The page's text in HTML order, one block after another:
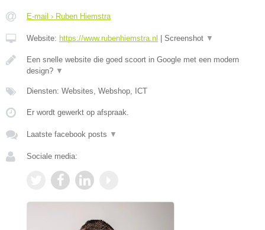
E-mail › Ruben Hiemstra
Website: https://www.rubenhiemstra.nl Screenshot ▼
Een snelle website die goed scoort in Google met een modern
design? ▼
Diensten: Websites, Webshop, ICT
Er wordt gewerkt op afspraak.
Laatste facebook posts ▼
Sociale media: